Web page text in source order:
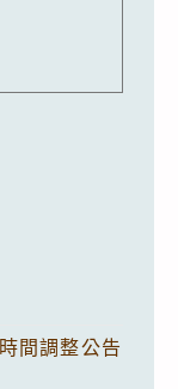
間調整公告